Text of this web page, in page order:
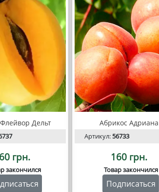
Дельт
грн.
закончился
Абрикос Адриана
Артикул:56733
160 грн.
Товар закончился
Подписаться